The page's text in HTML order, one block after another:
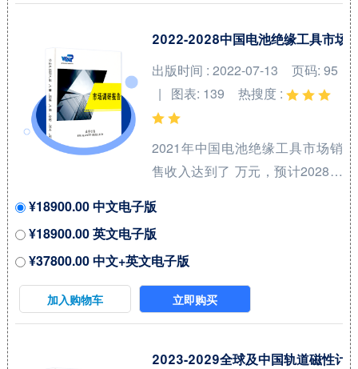
大约 %的市场份额。 从产品产品
重要地位，预计2028年份额将达
到 %。同时就应用来看，冶金业
在2021年份额大约...
2022-2028中国电池绝缘工具市场
出版时间 : 2022-07-13
页码: 95
| 图表: 139
热搜度 :
2021年中国电池绝缘工具市场销
售收入达到了 万元，预计2028年
年复合增长率(CAGR)为 %。中国
市场核心厂商包括KEYSTONE、
Kool Wrap、DEI、Electrolock和
Design Engineering等，按收入
计，2021年中国市场前三大厂商
产品类型方面来看，电池绝缘套
¥18900.00 中文电子版
¥18900.00 英文电子版
¥37800.00 中文+英文电子版
加入购物车 立即购买
2023-2029全球及中国轨道磁性计